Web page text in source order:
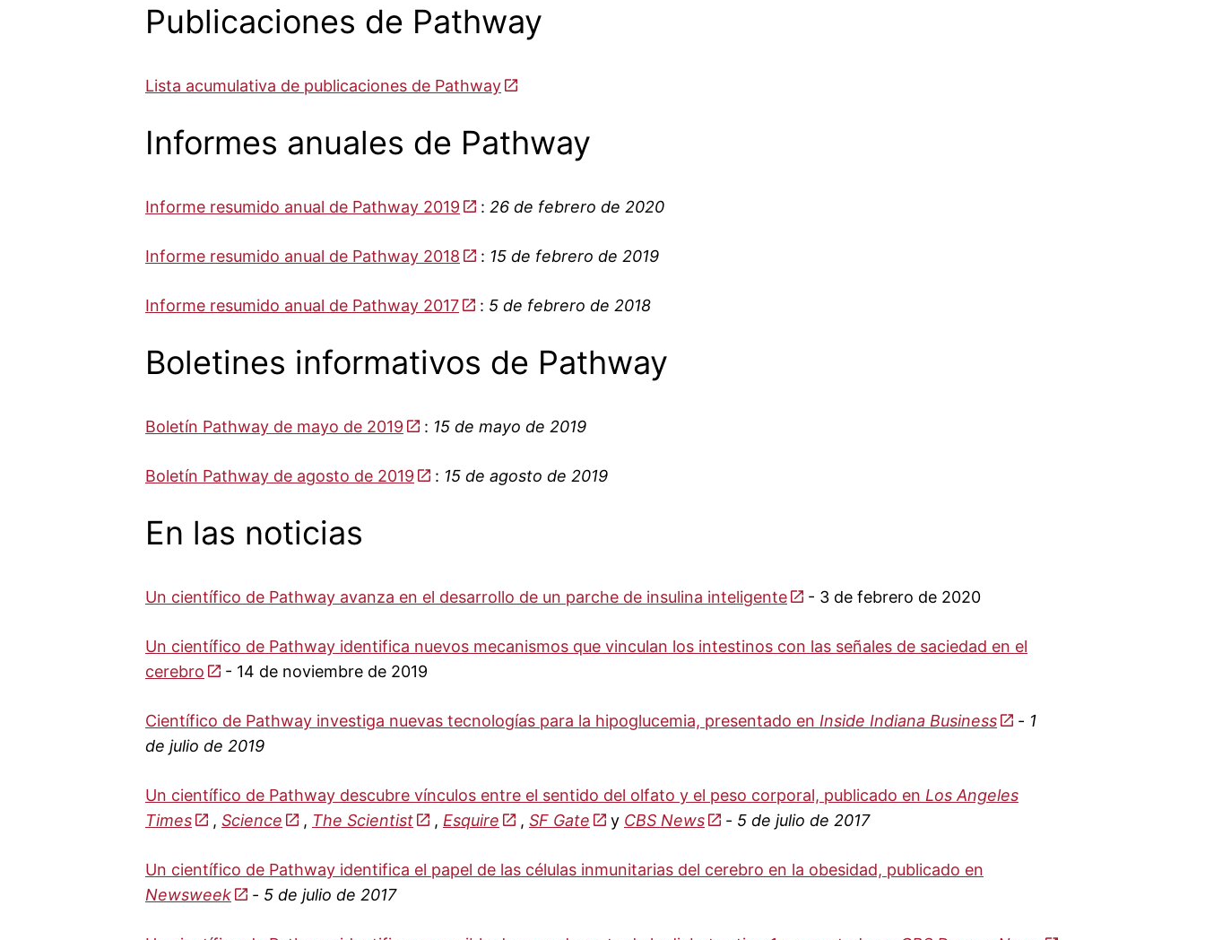
Publicaciones de Pathway
Lista acumulativa de publicaciones de Pathway
Informes anuales de Pathway
Informe resumido anual de Pathway 2019 : 26 de febrero de 2020
Informe resumido anual de Pathway 2018 : 15 de febrero de 2019
Informe resumido anual de Pathway 2017 : 5 de febrero de 2018
Boletines informativos de Pathway
Boletín Pathway de mayo de 2019 : 15 de mayo de 2019
Boletín Pathway de agosto de 2019 : 15 de agosto de 2019
En las noticias
Un científico de Pathway avanza en el desarrollo de un parche de insulina inteligente - 3 de febrero de 2020
Un científico de Pathway identifica nuevos mecanismos que vinculan los intestinos con las señales de saciedad en el
cerebro
- 14 de noviembre de 2019
Científico de Pathway investiga nuevas tecnologías para la hipoglucemia, presentado en Inside Indiana Business - 1
de julio de 2019
Un científico de Pathway descubre vínculos entre el sentido del olfato y el peso corporal, publicado en Los Angeles
Times
, Science , The Scientist , Esquire , SF Gate y CBS News - 5 de julio de 2017
Un científico de Pathway identifica el papel de las células inmunitarias del cerebro en la obesidad, publicado en
Newsweek
- 5 de julio de 2017